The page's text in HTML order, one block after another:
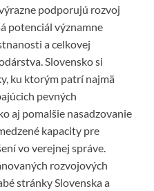
podporujú rozvoj
potenciál významne
a celkovej
Slovensko si
ku ktorým patrí najmä
pevných
aj pomalšie nasadzovanie
kapacity pre
vo verejnej správe.
rozvojových
stránky Slovenska a